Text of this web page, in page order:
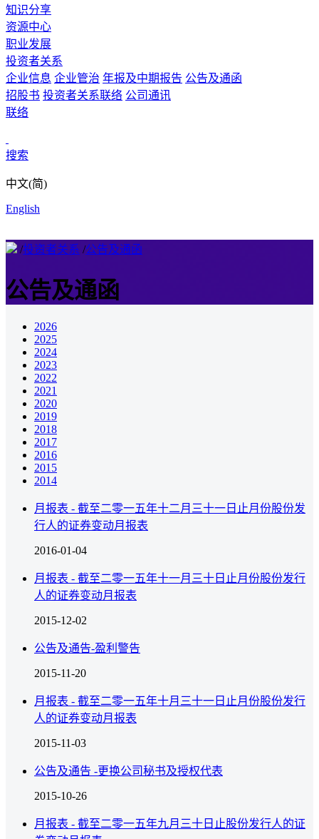
知识分享
资源中心
职业发展
投资者关系
企业信息 企业管治 年报及中期报告 公告及通函
招股书 投资者关系联络 公司通讯
联络
搜索
中文(简)
English
/投资者关系 /公告及通函
公告及通函
2026
2025
2024
2023
2022
2021
2020
2019
2018
2017
2016
2015
2014
月报表 - 截至二零一五年十二月三十一日止月份股份发
行人的证券变动月报表
2016-01-04
月报表 - 截至二零一五年十一月三十日止月份股份发行
人的证券变动月报表
2015-12-02
公告及通告-盈利警告
2015-11-20
月报表 - 截至二零一五年十月三十一日止月份股份发行
人的证券变动月报表
2015-11-03
公告及通告 -更换公司秘书及授权代表
2015-10-26
月报表 - 截至二零一五年九月三十日止股份发行人的证